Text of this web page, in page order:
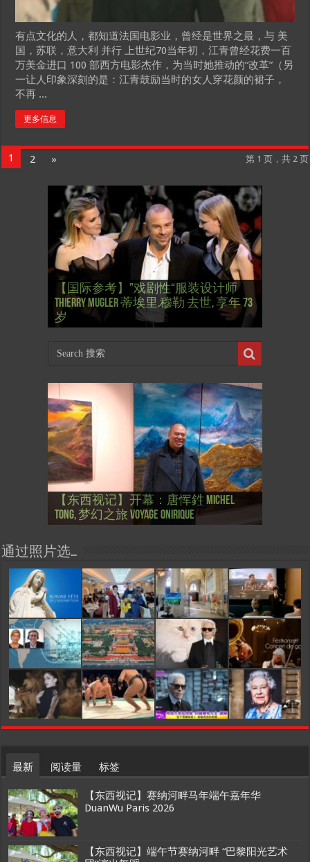
有点文化的人，都知道法国电影业，曾经是世界之最，与 美
国，苏联，意大利 并行 上世纪70当年初，江青曾经花费一百
万美金进口 100 部西方电影杰作，为当时她推动的“改革”（另
一让人印象深刻的是：江青鼓励当时的女人穿花颜的裙子，
不再 ...
更多信息
第 1 页，共 2 页
1 2 »
【国际参考】俄罗斯：2022 红场阅兵
式 Russian Victory Day
【国际参考】”戏剧性“服装设计师
Thierry Mugler 蒂埃里.穆勒 去世, 享年 73
岁
【国际参考】海湖庄园: Xi & Trump 内幕
Mar-a-Lago leak
【东西视记】1937年的毕加索, 海明威,
肯尼迪 1937 – La fin de l’innocence (2/2)
【东西视记】1937年的毕加索, 海明威,
肯尼迪 1937 – La fin de l’innocence (1/2)
【东西视记】1961年4月12日 尤里·加加
林 成为第一“太空人”
【东西视记】圆满闭幕: 梦幻之旅
Voyage onirique
【东西视记】开幕：唐恽鉎 Michel
Tong, 梦幻之旅 Voyage onirique
【东西视记】展讯：唐恽鉎 Michel
Tong, 梦幻之旅 Voyage onirique
【跨年晚会】祝各位 佳年快乐 Bonne
année 2023, Le feu d’artifice de Paris
【一画一故事】唐恽鉎 Michel Tong One
Painting One Story
【一画一故事】林象元 Lin XiangYuan One
Painting One Story
【国际参考】芭蕾舞: 天鹅湖 乌克兰
大剧院版 Le lac des cygnes – Opéra national
d’Ukraine
【国际参考】巴黎政府举行“新年晚
会” Soirée musicale à la mairie du 13e le 8
Février
【国际参考】巴黎“艺术之都”展将于2
月12日揭幕 Art Capital s’ouvre le 12 Février
【东西视记】法国电影: “中国人占领
巴黎”，一种法国幽默与“预言” Les
chinois à Paris de J.Yanne
【东西视记】时装秀：巴黎时装界
的“顽童”与“不屈者” John Galliano le
surdoué de la mode
【东西视记】法国“复兴会”式【艺术
桥展】 Expo. que “RENAISSANCE” aurait pu
organiser
通过照片选…
最新 阅读量 标签
【东西视记】赛纳河畔马年端午嘉年华
DuanWu Paris 2026
【东西视记】端午节赛纳河畔 “巴黎阳光艺术